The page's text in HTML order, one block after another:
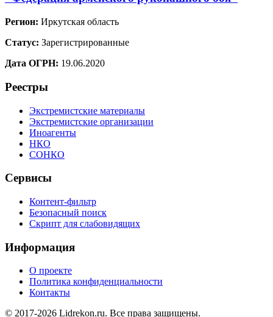
Регион: Иркутская область
Статус: Зарегистрированные
Дата ОГРН: 19.06.2020
Реестры
Экстремистские материалы
Экстремистские организации
Иноагенты
НКО
СОНКО
Сервисы
Контент-фильтр
Безопасный поиск
Скрипт для слабовидящих
Информация
О проекте
Политика конфиденциальности
Контакты
© 2017-2026 Lidrekon.ru. Все права защищены.